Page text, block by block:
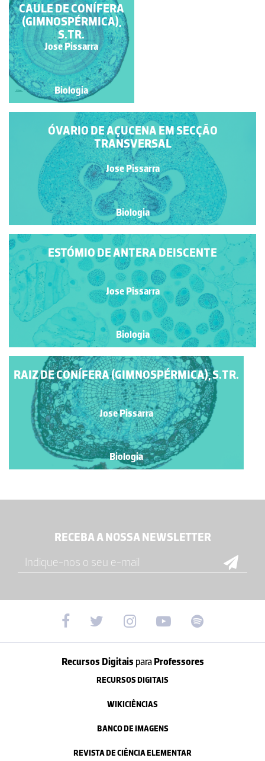
ÓVULO DE AÇUCENA
Jose Pissarra
Biologia
ÓVARIO DE AÇUCENA EM SECÇÃO
TRANSVERSAL
Jose Pissarra
Biologia
ESTÓMIO DE ANTERA DEISCENTE
Jose Pissarra
Biologia
CAULE DE CONÍFERA
(GIMNOSPÉRMICA),
S.TR.
Jose Pissarra
Biologia
RAIZ DE CONÍFERA (GIMNOSPÉRMICA), S.TR.
Jose Pissarra
Biologia
RECEBA A NOSSA NEWSLETTER
Recursos Digitais paraProfessores
RECURSOS DIGITAIS
WIKICIÊNCIAS
BANCO DE IMAGENS
REVISTA DE CIÊNCIA ELEMENTAR